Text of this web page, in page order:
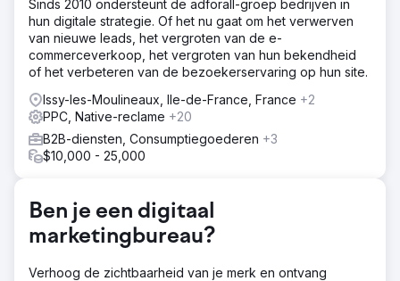
de praktijk te lanceren.
Oplossing
We hebben een volledige SEO (Search Engine
Optimization) audit van de website uitgevoerd en een
schema van werkzaamheden geïmplementeerd,
waaronder het maken van nieuwe SERP's rich snippets
voor doelgroepen om mee te interacteren, het
hergebruiken van bestaande content met relevante
trefwoorden en het nastreven van een actieve backlink
het kapitaliseren op digitale zoektermen voor PPC (Pay
Per Click)-advertenties met behulp van Google. We
hebben een combinatie van rich text en display-
Sinds 2010 ondersteunt de adforall-groep bedrijven in
hun digitale strategie. Of het nu gaat om het verwerven
van nieuwe leads, het vergroten van de e-
commerceverkoop, het vergroten van hun bekendheid
of het verbeteren van de bezoekerservaring op hun site.
Issy-les-Moulineaux, Ile-de-France, France +2
PPC, Native-reclame +20
B2B-diensten, Consumptiegoederen +3
$10,000 - 25,000
Ben je een digitaal
marketingbureau?
Verhoog de zichtbaarheid van je merk en ontvang